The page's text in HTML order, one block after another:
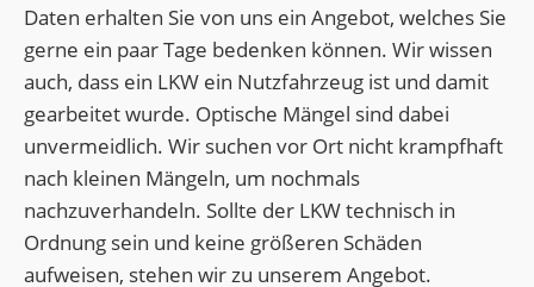
Daten erhalten Sie von uns ein Angebot, welches Sie
gerne ein paar Tage bedenken können. Wir wissen
auch, dass ein LKW ein Nutzfahrzeug ist und damit
gearbeitet wurde. Optische Mängel sind dabei
unvermeidlich. Wir suchen vor Ort nicht krampfhaft
nach kleinen Mängeln, um nochmals
nachzuverhandeln. Sollte der LKW technisch in
Ordnung sein und keine größeren Schäden
aufweisen, stehen wir zu unserem Angebot.